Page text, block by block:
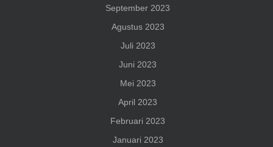
September 2023
Agustus 2023
Juli 2023
Juni 2023
Mei 2023
April 2023
Februari 2023
Januari 2023